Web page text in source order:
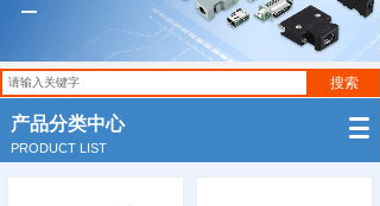
搜索
产品分类中心
PRODUCT LIST